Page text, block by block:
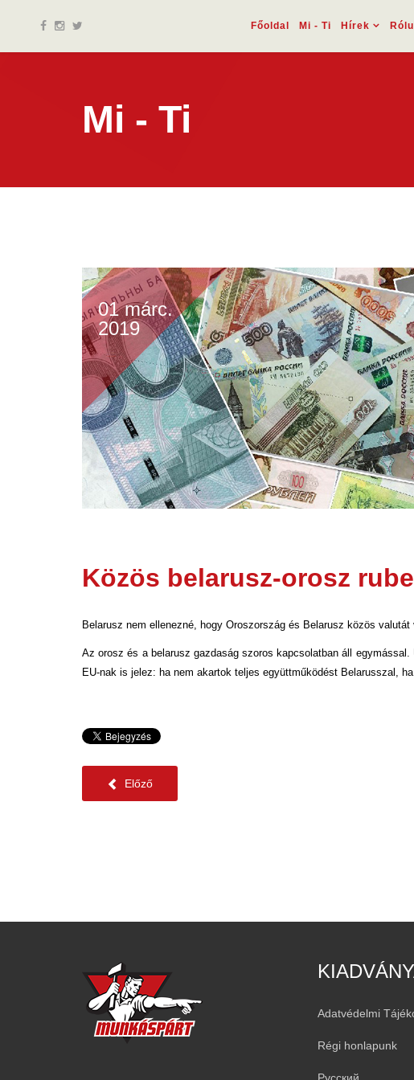
Főoldal Mi - Ti Hírek
Mi - Ti
01 márc.
2019
Közös belarusz-orosz
Belarusz nem ellenezné, hogy Oroszország és Belarusz közös
Az orosz és a belarusz gazdaság szoros kapcsolatban áll
EU-nak is jelez: ha nem akartok teljes együttműködést Belarusszal,
Előző
Adatvédelmi
Régi honlapunk
Русский